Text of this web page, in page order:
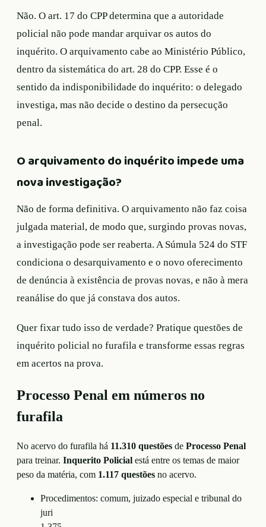
Não. O art. 17 do CPP determina que a autoridade
policial não pode mandar arquivar os autos do
inquérito. O arquivamento cabe ao Ministério Público,
dentro da sistemática do art. 28 do CPP. Esse é o
sentido da indisponibilidade do inquérito: o delegado
investiga, mas não decide o destino da persecução
penal.
O arquivamento do inquérito impede uma
nova investigação?
Não de forma definitiva. O arquivamento não faz coisa
julgada material, de modo que, surgindo provas novas,
a investigação pode ser reaberta. A Súmula 524 do STF
condiciona o desarquivamento e o novo oferecimento
de denúncia à existência de provas novas, e não à mera
reanálise do que já constava dos autos.
Quer fixar tudo isso de verdade? Pratique questões de
inquérito policial no furafila e transforme essas regras
em acertos na prova.
Processo Penal em números no
furafila
No acervo do furafila há 11.310 questões de Processo Penal
para treinar. Inquerito Policial está entre os temas de maior
peso da matéria, com 1.117 questões no acervo.
Procedimentos: comum, juizado especial e tribunal do
juri